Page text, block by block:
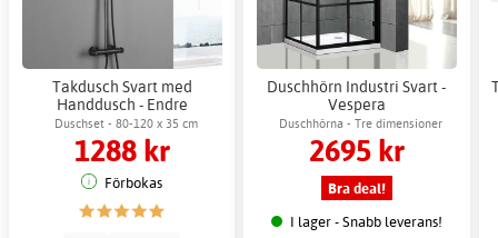
Takdusch Svart med
Handdusch - Endre
Duschset - 80-120 x 35 cm
1288 kr
Förbokas
Duschhörn Industri Svart -
Vespera
Duschhörna - Tre dimensioner
2695 kr
Bra deal!
I lager - Snabb leverans!